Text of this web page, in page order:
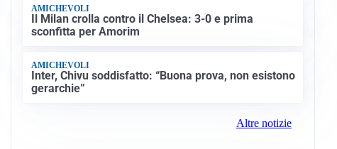
AMICHEVOLI
Il Milan crolla contro il Chelsea: 3-0 e prima
sconfitta per Amorim
AMICHEVOLI
Inter, Chivu soddisfatto: “Buona prova, non esistono
gerarchie”
Altre notizie